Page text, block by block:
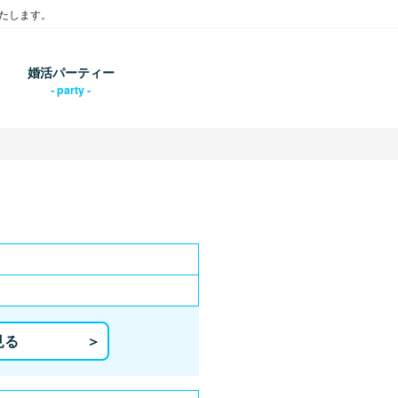
ます。
婚活パーティー
る